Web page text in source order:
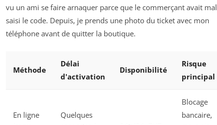
vu un ami se faire arnaquer parce que le commerçant avait mal
saisi le code. Depuis, je prends une photo du ticket avec mon
téléphone avant de quitter la boutique.
Méthode
Délai
d'activation
Disponibilité
Risque
principal
En ligne
Quelques
Blocage
bancaire,